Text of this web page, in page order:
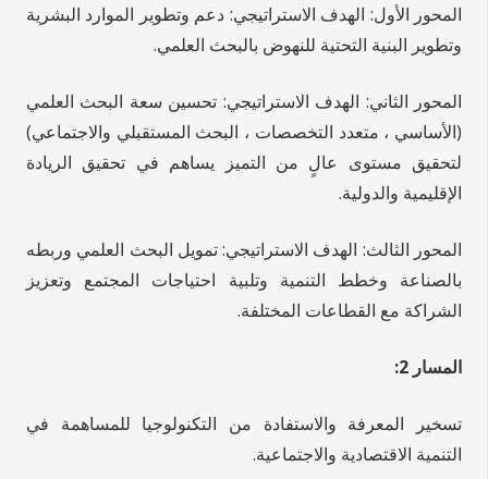
المحور الأول: الهدف الاستراتيجي: دعم وتطوير الموارد البشرية
وتطوير البنية التحتية للنهوض بالبحث العلمي.
المحور الثاني: الهدف الاستراتيجي: تحسين سعة البحث العلمي
(الأساسي ، متعدد التخصصات ، البحث المستقبلي والاجتماعي)
لتحقيق مستوى عالٍ من التميز يساهم في تحقيق الريادة
الإقليمية والدولية.
المحور الثالث: الهدف الاستراتيجي: تمويل البحث العلمي وربطه
بالصناعة وخطط التنمية وتلبية احتياجات المجتمع وتعزيز
الشراكة مع القطاعات المختلفة.
المسار 2:
تسخير المعرفة والاستفادة من التكنولوجيا للمساهمة في
التنمية الاقتصادية والاجتماعية.